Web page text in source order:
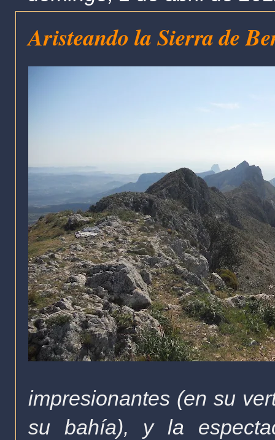
Aristeando la Sierra de
impresionantes (en su
su bahía), y la